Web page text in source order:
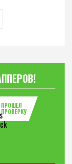
ПРОШЕЛ
ПРОВЕРКУ